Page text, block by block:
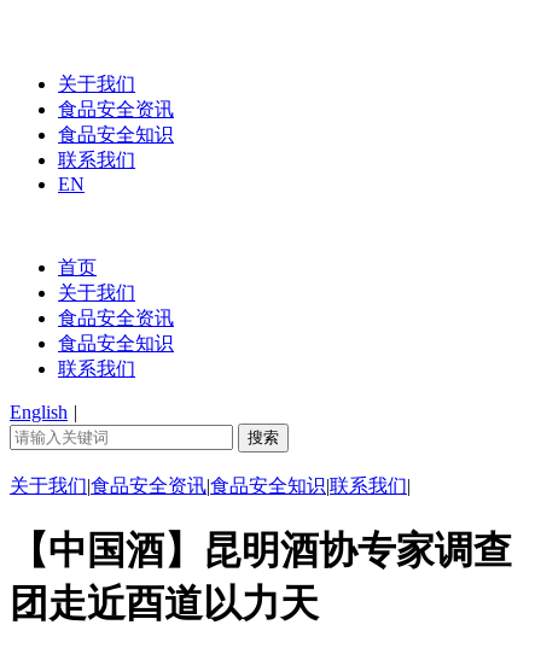
关于我们
食品安全资讯
食品安全知识
联系我们
EN
首页
关于我们
食品安全资讯
食品安全知识
联系我们
English |
关于我们|食品安全资讯|食品安全知识|联系我们|
【中国酒】昆明酒协专家调查
团走近酉道以力天